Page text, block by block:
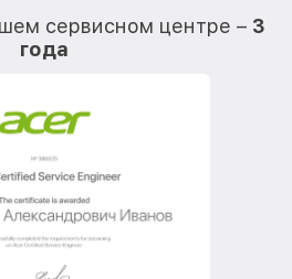
сервисном центре – 3
года